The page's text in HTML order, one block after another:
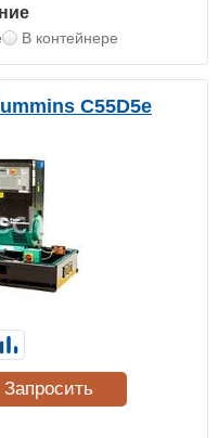
В контейнере
C55D5e
Запросить